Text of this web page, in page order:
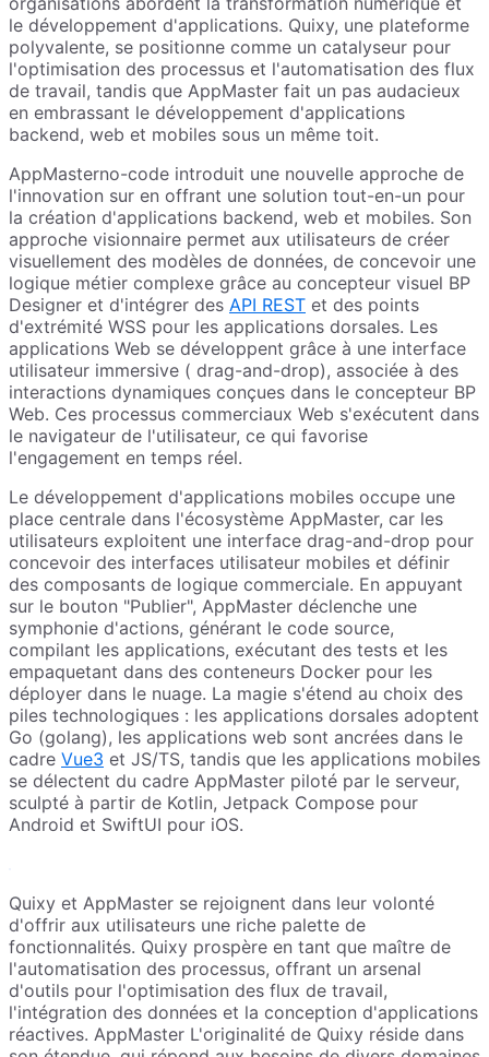
le développement d'applications. Quixy, une plateforme
polyvalente, se positionne comme un catalyseur pour
l'optimisation des processus et l'automatisation des flux
de travail, tandis que AppMaster fait un pas audacieux
en embrassant le développement d'applications
backend, web et mobiles sous un même toit.
AppMasterno-code introduit une nouvelle approche de
l'innovation sur en offrant une solution tout-en-un pour
la création d'applications backend, web et mobiles. Son
approche visionnaire permet aux utilisateurs de créer
visuellement des modèles de données, de concevoir une
logique métier complexe grâce au concepteur visuel BP
Designer et d'intégrer des API REST et des points
d'extrémité WSS pour les applications dorsales. Les
applications Web se développent grâce à une interface
utilisateur immersive ( drag-and-drop), associée à des
interactions dynamiques conçues dans le concepteur BP
Web. Ces processus commerciaux Web s'exécutent dans
le navigateur de l'utilisateur, ce qui favorise
l'engagement en temps réel.
Le développement d'applications mobiles occupe une
place centrale dans l'écosystème AppMaster, car les
utilisateurs exploitent une interface drag-and-drop pour
concevoir des interfaces utilisateur mobiles et définir
des composants de logique commerciale. En appuyant
sur le bouton "Publier", AppMaster déclenche une
symphonie d'actions, générant le code source,
compilant les applications, exécutant des tests et les
empaquetant dans des conteneurs Docker pour les
déployer dans le nuage. La magie s'étend au choix des
piles technologiques : les applications dorsales adoptent
Go (golang), les applications web sont ancrées dans le
cadre Vue3 et JS/TS, tandis que les applications mobiles
se délectent du cadre AppMaster piloté par le serveur,
sculpté à partir de Kotlin, Jetpack Compose pour
Android et SwiftUI pour iOS.
Quixy et AppMaster se rejoignent dans leur volonté
d'offrir aux utilisateurs une riche palette de
fonctionnalités. Quixy prospère en tant que maître de
l'automatisation des processus, offrant un arsenal
d'outils pour l'optimisation des flux de travail,
l'intégration des données et la conception d'applications
réactives. AppMaster L'originalité de Quixy réside dans